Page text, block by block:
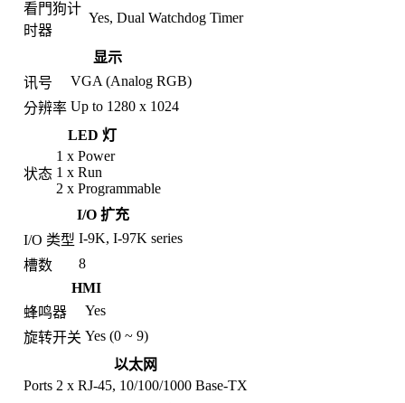
看門狗计
时器
Yes, Dual Watchdog Timer
显示
讯号
VGA (Analog RGB)
分辨率 Up to 1280 x 1024
LED 灯
状态
1 x Power
1 x Run
2 x Programmable
I/O 扩充
I/O 类型 I-9K, I-97K series
槽数
8
HMI
蜂鸣器
Yes
旋转开关 Yes (0 ~ 9)
以太网
Ports 2 x RJ-45, 10/100/1000 Base-TX